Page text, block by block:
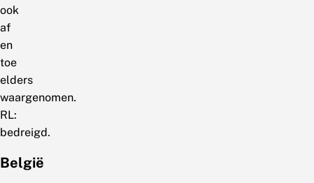
ook
af
en
toe
elders
waargenomen.
RL:
bedreigd.
België